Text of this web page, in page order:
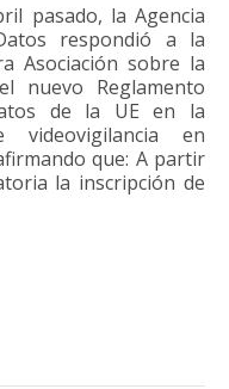
pasado, la Agencia
respondió a la
Asociación sobre la
nuevo Reglamento
de la UE en la
videovigilancia en
que: A partir
la inscripción de